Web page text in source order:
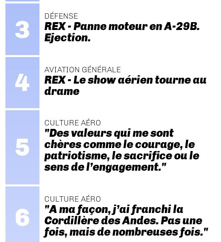
DÉFENSE
REX - Panne moteur en A-29B.
Ejection.
AVIATION GÉNÉRALE
REX - Le show aérien tourne au
drame
CULTURE AÉRO
"Des valeurs qui me sont
chères comme le courage, le
patriotisme, le sacrifice ou le
sens de l’engagement."
CULTURE AÉRO
"A ma façon, j’ai franchi la
Cordillère des Andes. Pas une
fois, mais de nombreuses fois."